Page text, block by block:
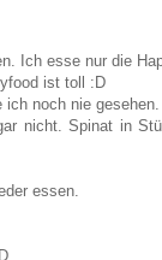
Ich esse nur die
ist toll :D
noch nie gesehen.
nicht. Spinat in
essen.